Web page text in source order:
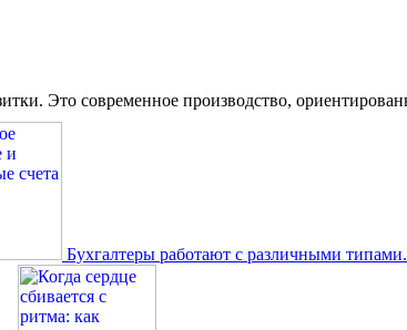
Это современное производство,
Бухгалтеры работают с различными